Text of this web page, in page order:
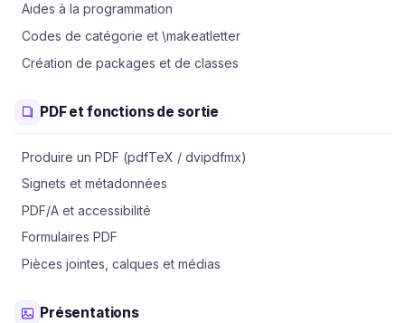
Aides à la programmation
Codes de catégorie et \makeatletter
Création de packages et de classes
PDF et fonctions de sortie
Produire un PDF (pdfTeX / dvipdfmx)
Signets et métadonnées
PDF/A et accessibilité
Formulaires PDF
Pièces jointes, calques et médias
Présentations